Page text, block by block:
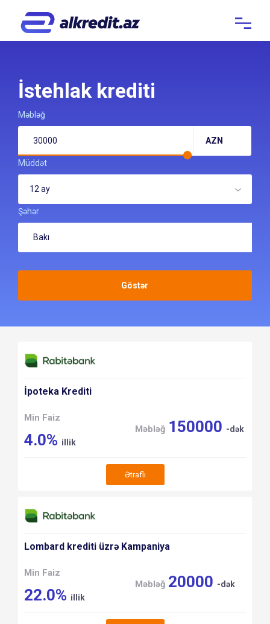
İstehlak krediti
Məbləğ
AZN
Müddət
12 ay
Şəhər
Göstər
İpoteka Krediti
Min Faiz
4.0% illik
Məbləğ 150000 -dək
Ətraflı
Lombard krediti üzrə Kampaniya
Min Faiz
22.0% illik
Məbləğ 20000 -dək